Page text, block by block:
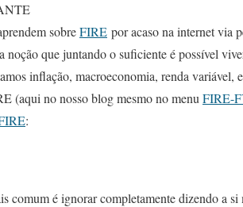
sobreFIRE por acaso na internet via
noção que juntando o suficiente é possível
inflação, macroeconomia, renda variável,
(aqui no nosso blog mesmo no menuFIRE-
:
comum é ignorar completamente dizendo a